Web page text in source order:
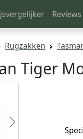
Reviews
Rugzakken
Tiger
Next